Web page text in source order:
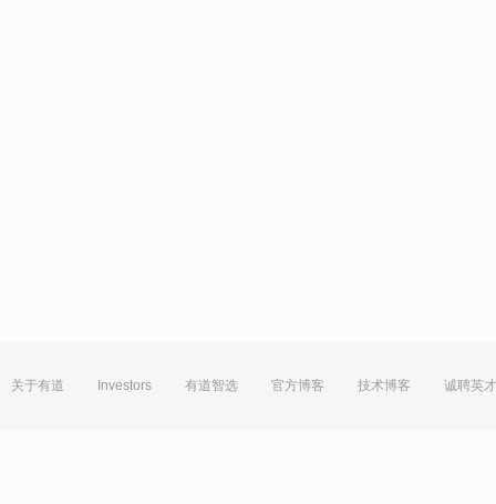
关于有道 Investors 有道智选 官方博客 技术博客 诚聘英才